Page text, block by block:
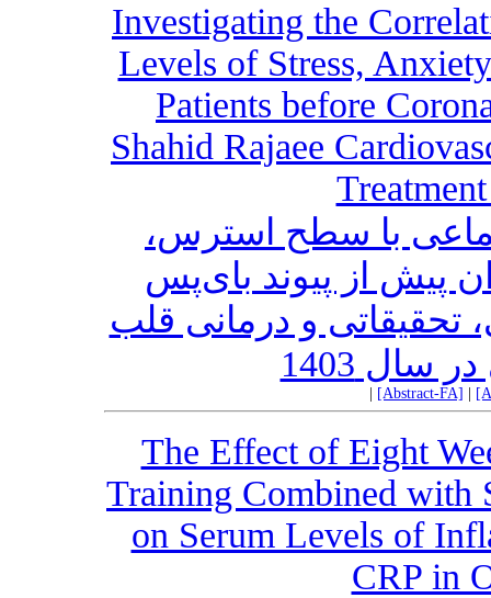
Investigating the
Levels of Stress,
Patients before
Shahid Rajaee
با سطح استرس،
پیش از پیوند بای‌پس
تحقیقاتی و درمانی قلب
1403
[Abstract-FA]
The Effect of Eight
Training Combined with
on Serum Levels of
CRP in